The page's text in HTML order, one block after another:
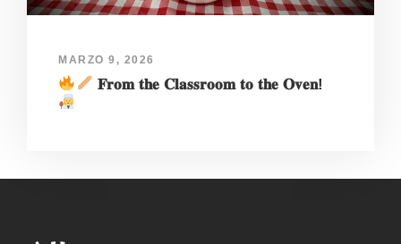
MARZO 9, 2026
𝐅𝐫𝐨𝐦 𝐭𝐡𝐞 𝐂𝐥𝐚𝐬𝐬𝐫𝐨𝐨𝐦 𝐭𝐨 𝐭𝐡𝐞 𝐎𝐯𝐞𝐧!